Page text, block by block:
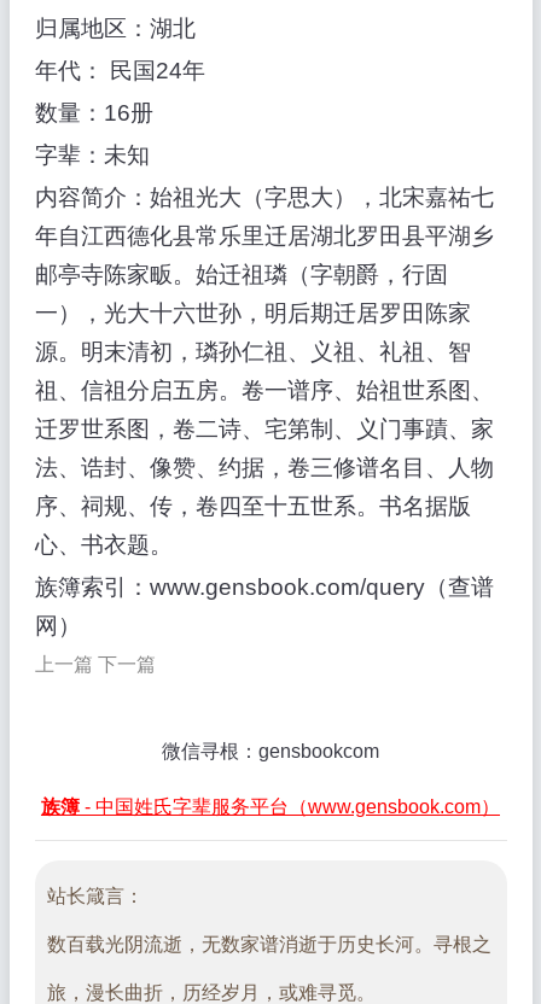
归属地区：湖北
年代： 民国24年
数量：16册
字辈：未知
内容简介：始祖光大（字思大），北宋嘉祐七
年自江西德化县常乐里迁居湖北罗田县平湖乡
邮亭寺陈家畈。始迁祖璘（字朝爵，行固
一），光大十六世孙，明后期迁居罗田陈家
源。明末清初，璘孙仁祖、义祖、礼祖、智
祖、信祖分启五房。卷一谱序、始祖世系图、
迁罗世系图，卷二诗、宅第制、义门事蹟、家
法、诰封、像赞、约据，卷三修谱名目、人物
序、祠规、传，卷四至十五世系。书名据版
心、书衣题。
族簿索引：www.gensbook.com/query（查谱
网）
上一篇 下一篇
微信寻根：gensbookcom
族簿 - 中国姓氏字辈服务平台（www.gensbook.com）
站长箴言：
数百载光阴流逝，无数家谱消逝于历史长河。寻根之
旅，漫长曲折，历经岁月，或难寻觅。